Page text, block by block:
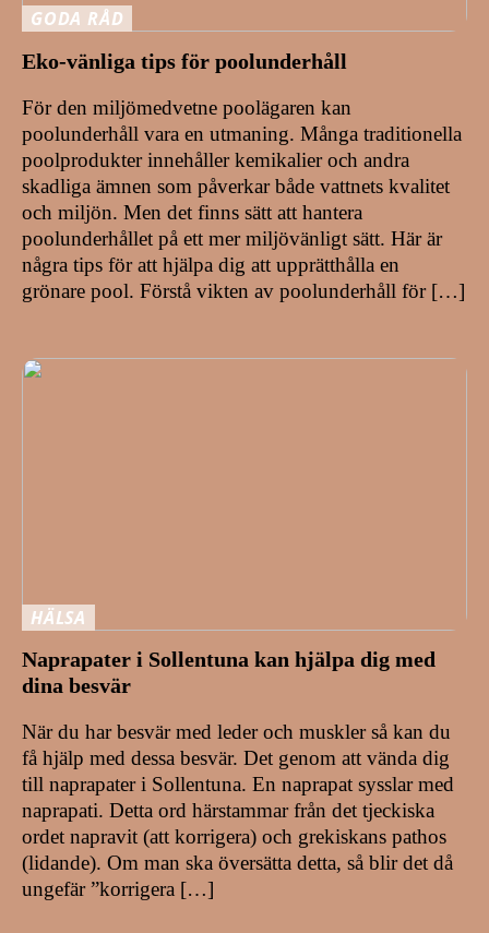
GODA RÅD
Eko-vänliga tips för poolunderhåll
För den miljömedvetne poolägaren kan
poolunderhåll vara en utmaning. Många traditionella
poolprodukter innehåller kemikalier och andra
skadliga ämnen som påverkar både vattnets kvalitet
och miljön. Men det finns sätt att hantera
poolunderhållet på ett mer miljövänligt sätt. Här är
några tips för att hjälpa dig att upprätthålla en
grönare pool. Förstå vikten av poolunderhåll för […]
HÄLSA
Naprapater i Sollentuna kan hjälpa dig med
dina besvär
När du har besvär med leder och muskler så kan du
få hjälp med dessa besvär. Det genom att vända dig
till naprapater i Sollentuna. En naprapat sysslar med
naprapati. Detta ord härstammar från det tjeckiska
ordet napravit (att korrigera) och grekiskans pathos
(lidande). Om man ska översätta detta, så blir det då
ungefär ”korrigera […]